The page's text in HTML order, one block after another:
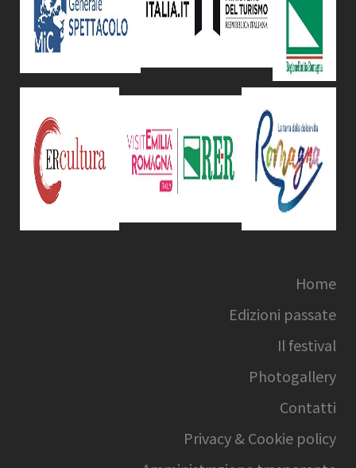
Home
Edizioni passate
Il festival
Photogallery
Contatti
Privacy & Cookie policy